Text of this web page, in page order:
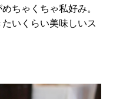
ちゃくちゃ私好み。
いくらい美味しいス